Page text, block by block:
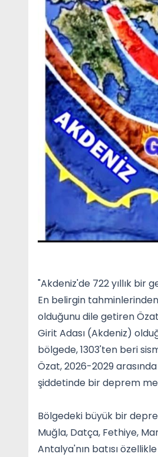
"Akdeniz'de 722 yıllık bir
En belirgin
olduğunu dile getiren
Girit Adası (Akdeniz)
bölgede, 1303'ten beri
Özat, 2026-2029
şiddetinde bir deprem
Bölgedeki büyük bir
Muğla, Datça, Fethiye,
Antalya'nın batısı